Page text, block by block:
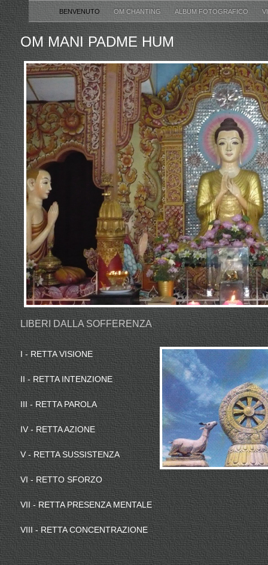
BENVENUTO OM CHANTING ALBUM FOTOGRAFICO
OM MANI PADME HUM
I - RETTA VISIONE
II - RETTA INTENZIONE
III - RETTA PAROLA
IV - RETTA AZIONE
V - RETTA SUSSISTENZA
VI - RETTO SFORZO
VII - RETTA PRESENZA MENTALE
VIII - RETTA CONCENTRAZIONE
LIBERI DALLA SOFFERENZA